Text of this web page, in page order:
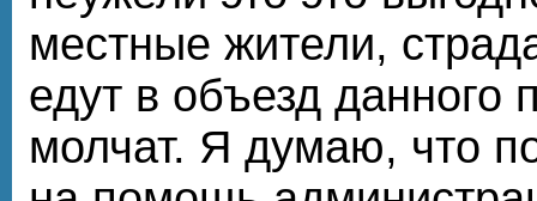
местные жители,
едут в объезд данного
молчат. Я думаю, что